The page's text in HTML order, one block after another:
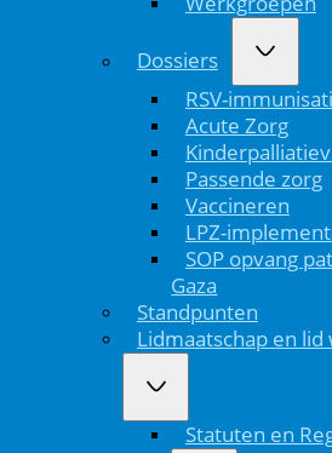
Dossiers
RSV-
Acute Zorg
Passende zorg
Vaccineren
LPZ-
SOP opvang
Gaza
Standpunten
Lidmaatschap en lid
Statuten en
Leeuwenbergh Utrecht